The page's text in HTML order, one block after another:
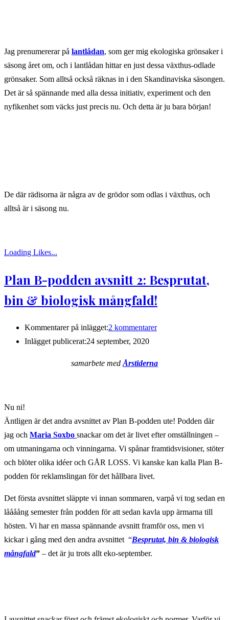
Jag prenumererar på lantlådan, som ger mig ekologiska grönsaker i
säsong året om, och i lantlådan hittar en just dessa växthus-odlade
grönsaker. Som alltså också räknas in i den Skandinaviska säsongen.
Det är så spännande med alla dessa initiativ, experiment och den
nyfikenhet som väcks just precis nu. Och detta är ju bara början!
De där rädisorna är några av de grödor som odlas i växthus, och
alltså är i säsong nu.
Loading Likes...
Plan B-podden avsnitt 2: Besprutat,
bin & biologisk mångfald!
Kommentarer på inlägget:2 kommentarer
Inlägget publicerat:24 september, 2020
samarbete med Årstiderna
Nu ni!
Äntligen är det andra avsnittet av Plan B-podden ute! Podden där
jag och Maria Soxbo snackar om det är livet efter omställningen –
om utmaningarna och vinningarna. Vi spånar framtidsvisioner, stöter
och blöter olika idéer och GÅR LOSS. Vi kanske kan kalla Plan B-
podden för reklamslingan för det hållbara livet.
Det första avsnittet släppte vi innan sommaren, varpå vi tog sedan en
låååång semester från podden för att sedan kavla upp ärmarna till
hösten. Vi har en massa spännande avsnitt framför oss, men vi
kickar i gång med den andra avsnittet “Besprutat, bin & biologisk
mångfald” – det är ju trots allt eko-september.